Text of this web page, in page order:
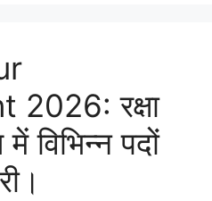
2026: रक्षा
विभिन्न पदों